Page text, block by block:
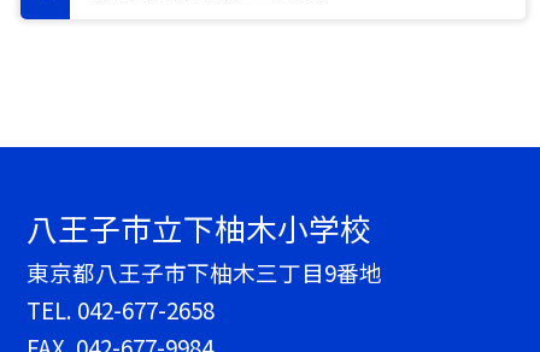
八王子市立下柚木小学校
東京都八王子市下柚木三丁目9番地
TEL. 042-677-2658